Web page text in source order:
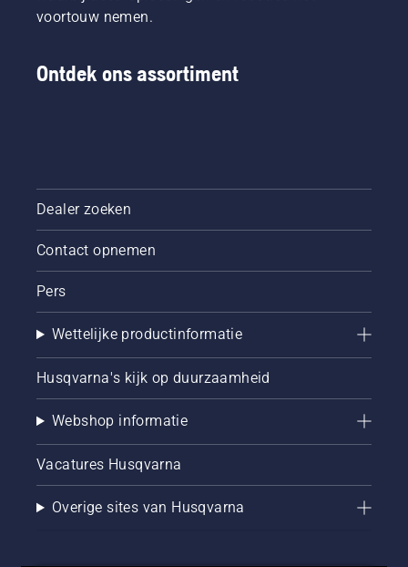
voortouw nemen.
Ontdek ons assortiment
Dealer zoeken
Contact opnemen
Pers
Wettelijke productinformatie
Husqvarna's kijk op duurzaamheid
Webshop informatie
Vacatures Husqvarna
Overige sites van Husqvarna